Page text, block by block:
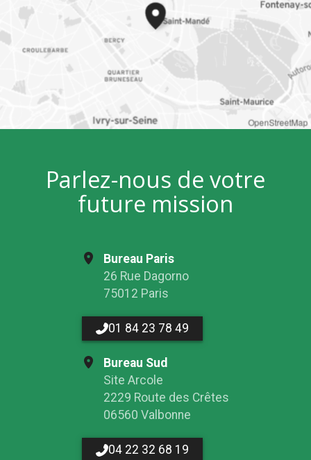
OpenStreetMap
Parlez-nous de votre
future mission
Bureau Paris
26 Rue Dagorno
75012 Paris
01 84 23 78 49
Bureau Sud
Site Arcole
2229 Route des Crêtes
06560 Valbonne
04 22 32 68 19